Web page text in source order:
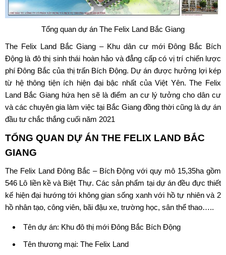
Tổng quan dự án The Felix Land Bắc Giang
The Felix Land Bắc Giang – Khu dân cư mới Đông Bắc Bích
Động là đô thị sinh thái hoàn hảo và đẳng cấp có vị trí chiến lược
phí Đông Bắc của thị trấn Bích Động. Dự án được hưởng lợi kép
từ hệ thông tiện ích hiện đại bậc nhất của Việt Yên. The Felix
Land Bắc Giang hứa hẹn sẽ là điểm an cư lý tưởng cho dân cư
và các chuyên gia làm việc tại Bắc Giang đồng thời cũng là dự án
đầu tư chắc thắng cuối năm 2021
TỔNG QUAN DỰ ÁN THE FELIX LAND BẮC
GIANG
The Felix Land Đông Bắc – Bích Động với quy mô 15,35ha gồm
546 Lô liền kề và Biệt Thự. Các sản phẩm tại dự án đều đực thiết
kế hiện đại hướng tới không gian sống xanh với hồ tự nhiên và 2
hồ nhân tạo, công viên, bãi đậu xe, trường học, sân thể thao…..
Tên dự án: Khu đô thị mới Đông Bắc Bích Động
Tên thương mại: The Felix Land